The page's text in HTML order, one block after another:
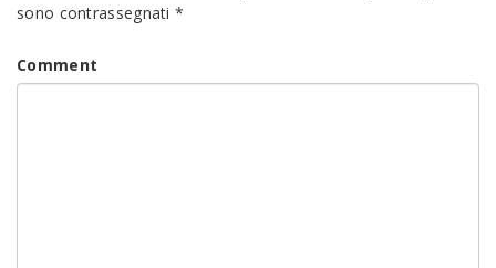
sono contrassegnati*
Comment